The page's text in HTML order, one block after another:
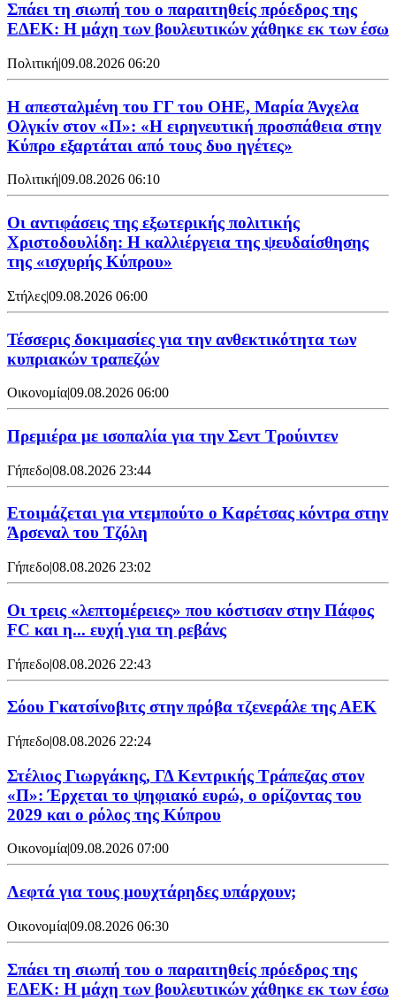
Σπάει τη σιωπή του ο παραιτηθείς πρόεδρος της
ΕΔΕΚ: Η μάχη των βουλευτικών χάθηκε εκ των έσω
Πολιτική|09.08.2026 06:20
Η απεσταλμένη του ΓΓ του ΟΗΕ, Μαρία Άνχελα
Ολγκίν στον «Π»: «Η ειρηνευτική προσπάθεια στην
Κύπρο εξαρτάται από τους δυο ηγέτες»
Πολιτική|09.08.2026 06:10
Οι αντιφάσεις της εξωτερικής πολιτικής
Χριστοδουλίδη: Η καλλιέργεια της ψευδαίσθησης
της «ισχυρής Κύπρου»
Στήλες|09.08.2026 06:00
Τέσσερις δοκιμασίες για την ανθεκτικότητα των
κυπριακών τραπεζών
Οικονομία|09.08.2026 06:00
Πρεμιέρα με ισοπαλία για την Σεντ Τρούιντεν
Γήπεδο|08.08.2026 23:44
Ετοιμάζεται για ντεμπούτο ο Καρέτσας κόντρα στην
Άρσεναλ του Τζόλη
Γήπεδο|08.08.2026 23:02
Οι τρεις «λεπτομέρειες» που κόστισαν στην Πάφος
FC και η... ευχή για τη ρεβάνς
Γήπεδο|08.08.2026 22:43
Σόου Γκατσίνοβιτς στην πρόβα τζενεράλε της ΑΕΚ
Γήπεδο|08.08.2026 22:24
Στέλιος Γιωργάκης, ΓΔ Κεντρικής Τράπεζας στον
«Π»: Έρχεται το ψηφιακό ευρώ, ο ορίζοντας του
2029 και ο ρόλος της Κύπρου
Οικονομία|09.08.2026 07:00
Λεφτά για τους μουχτάρηδες υπάρχουν;
Οικονομία|09.08.2026 06:30
Σπάει τη σιωπή του ο παραιτηθείς πρόεδρος της
ΕΔΕΚ: Η μάχη των βουλευτικών χάθηκε εκ των έσω